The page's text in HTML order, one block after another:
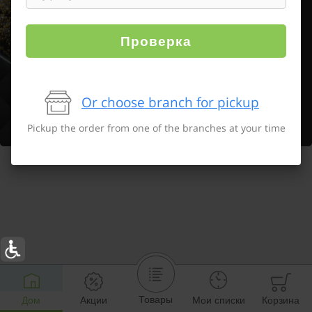
Дом Акции Товары Мои списки Корзина
Проверка
Or choose branch for pickup
Pickup the order from one of the branches at your time